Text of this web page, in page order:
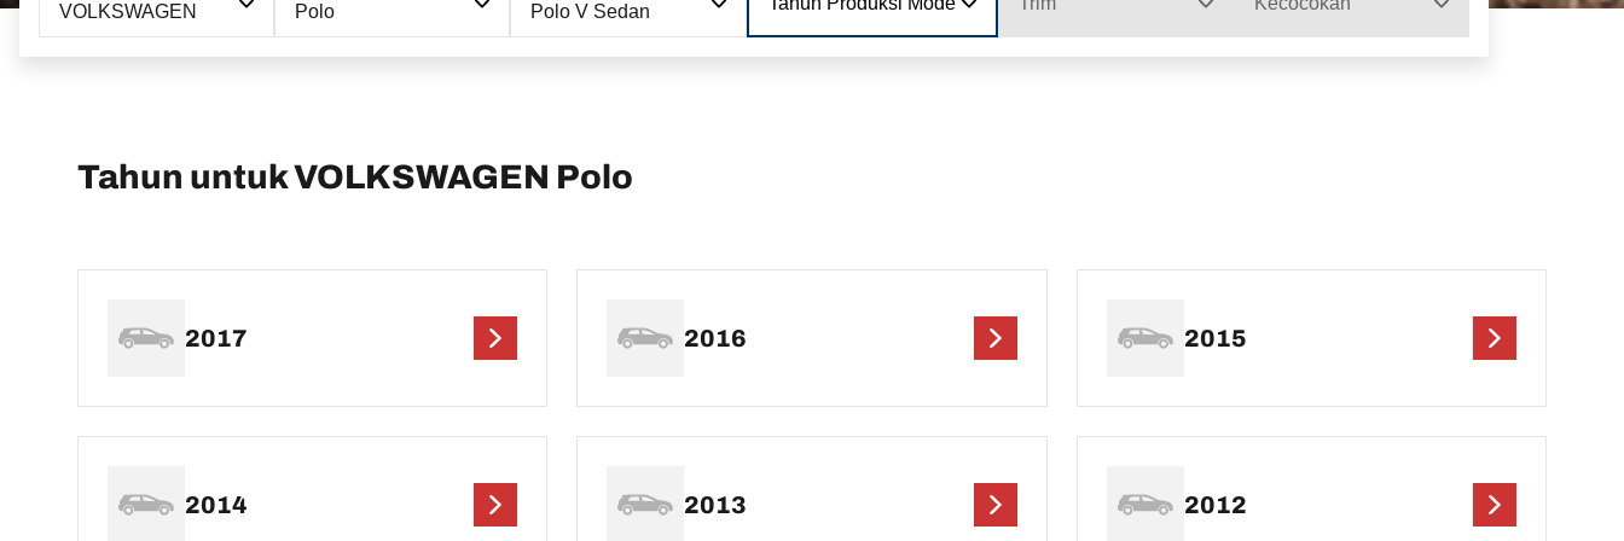
VOLKSWAGEN Polo Polo V Sedan
Tahun untuk VOLKSWAGEN Polo
2017 2016 2015
2014 2013 2012